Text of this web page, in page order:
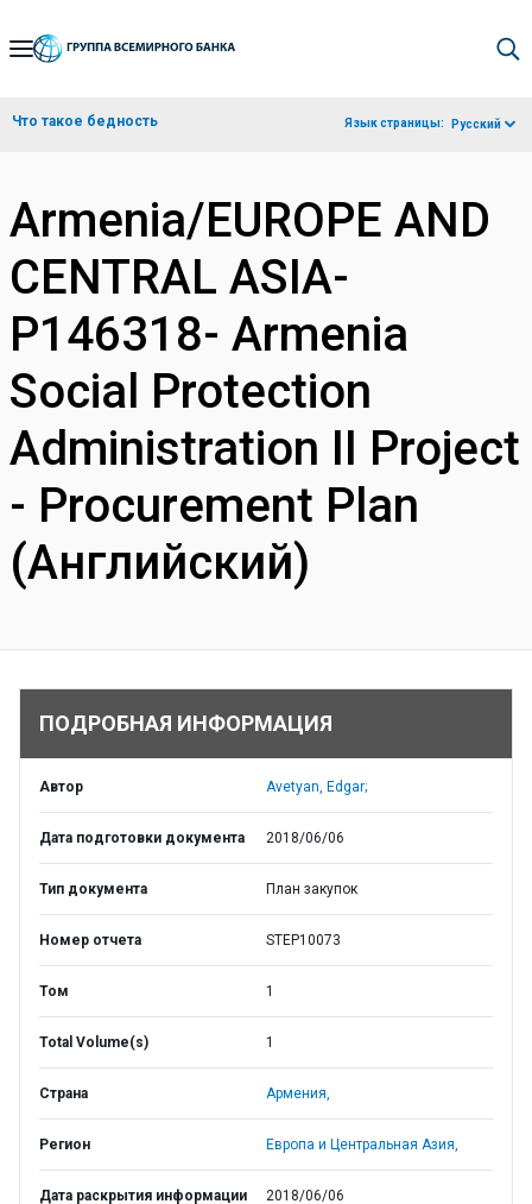
Skip
Navigation
Что такое бедность Язык страницы: Русский
Armenia/EUROPE AND
CENTRAL ASIA-
P146318- Armenia
Social Protection
Administration II Project
- Procurement Plan
(Английский)
ПОДРОБНАЯ ИНФОРМАЦИЯ
Автор Avetyan, Edgar;
Дата подготовки документа 2018/06/06
Тип документа План закупок
Номер отчета STEP10073
Том 1
Total Volume(s) 1
Страна Армения,
Регион Европа и Центральная Азия,
Дата раскрытия информации 2018/06/06